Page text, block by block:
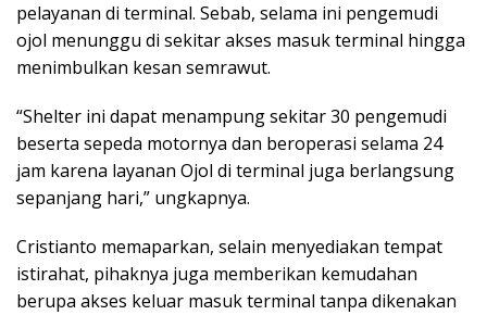
pelayanan di terminal. Sebab, selama ini pengemudi
ojol menunggu di sekitar akses masuk terminal hingga
menimbulkan kesan semrawut.
“Shelter ini dapat menampung sekitar 30 pengemudi
beserta sepeda motornya dan beroperasi selama 24
jam karena layanan Ojol di terminal juga berlangsung
sepanjang hari,” ungkapnya.
Cristianto memaparkan, selain menyediakan tempat
istirahat, pihaknya juga memberikan kemudahan
berupa akses keluar masuk terminal tanpa dikenakan